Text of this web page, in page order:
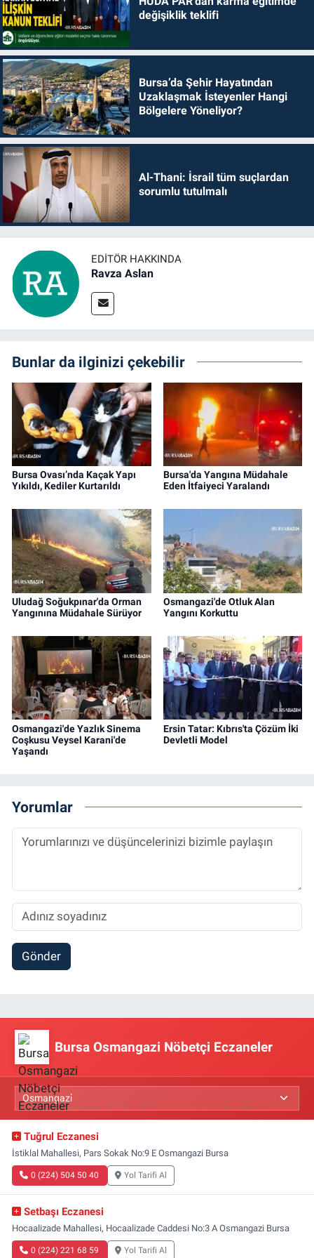
değişiklik teklifi
Bursa’da Şehir Hayatından
Uzaklaşmak İsteyenler Hangi
Bölgelere Yöneliyor?
Al-Thani: İsrail tüm suçlardan
sorumlu tutulmalı
EDITÖR HAKKINDA
Ravza Aslan
Bunlar da ilginizi çekebilir
Bursa Ovası’nda Kaçak Yapı
Yıkıldı, Kediler Kurtarıldı
Bursa'da Yangına Müdahale
Eden İtfaiyeci Yaralandı
Uludağ Soğukpınar'da Orman
Yangınına Müdahale Sürüyor
Osmangazi'de Otluk Alan
Yangını Korkuttu
Osmangazi'de Yazlık Sinema
Coşkusu Veysel Karani'de
Yaşandı
Ersin Tatar: Kıbrıs'ta Çözüm İki
Devletli Model
Yorumlar
Gönder
Bursa Osmangazi Nöbetçi Eczaneler
Tuğrul Eczanesi
İstiklal Mahallesi, Pars Sokak No:9 E Osmangazi Bursa
0 (224) 504 50 40 Yol Tarifi Al
Setbaşı Eczanesi
Hocaalizade Mahallesi, Hocaalizade Caddesi No:3 A Osmangazi Bursa
0 (224) 221 68 59 Yol Tarifi Al